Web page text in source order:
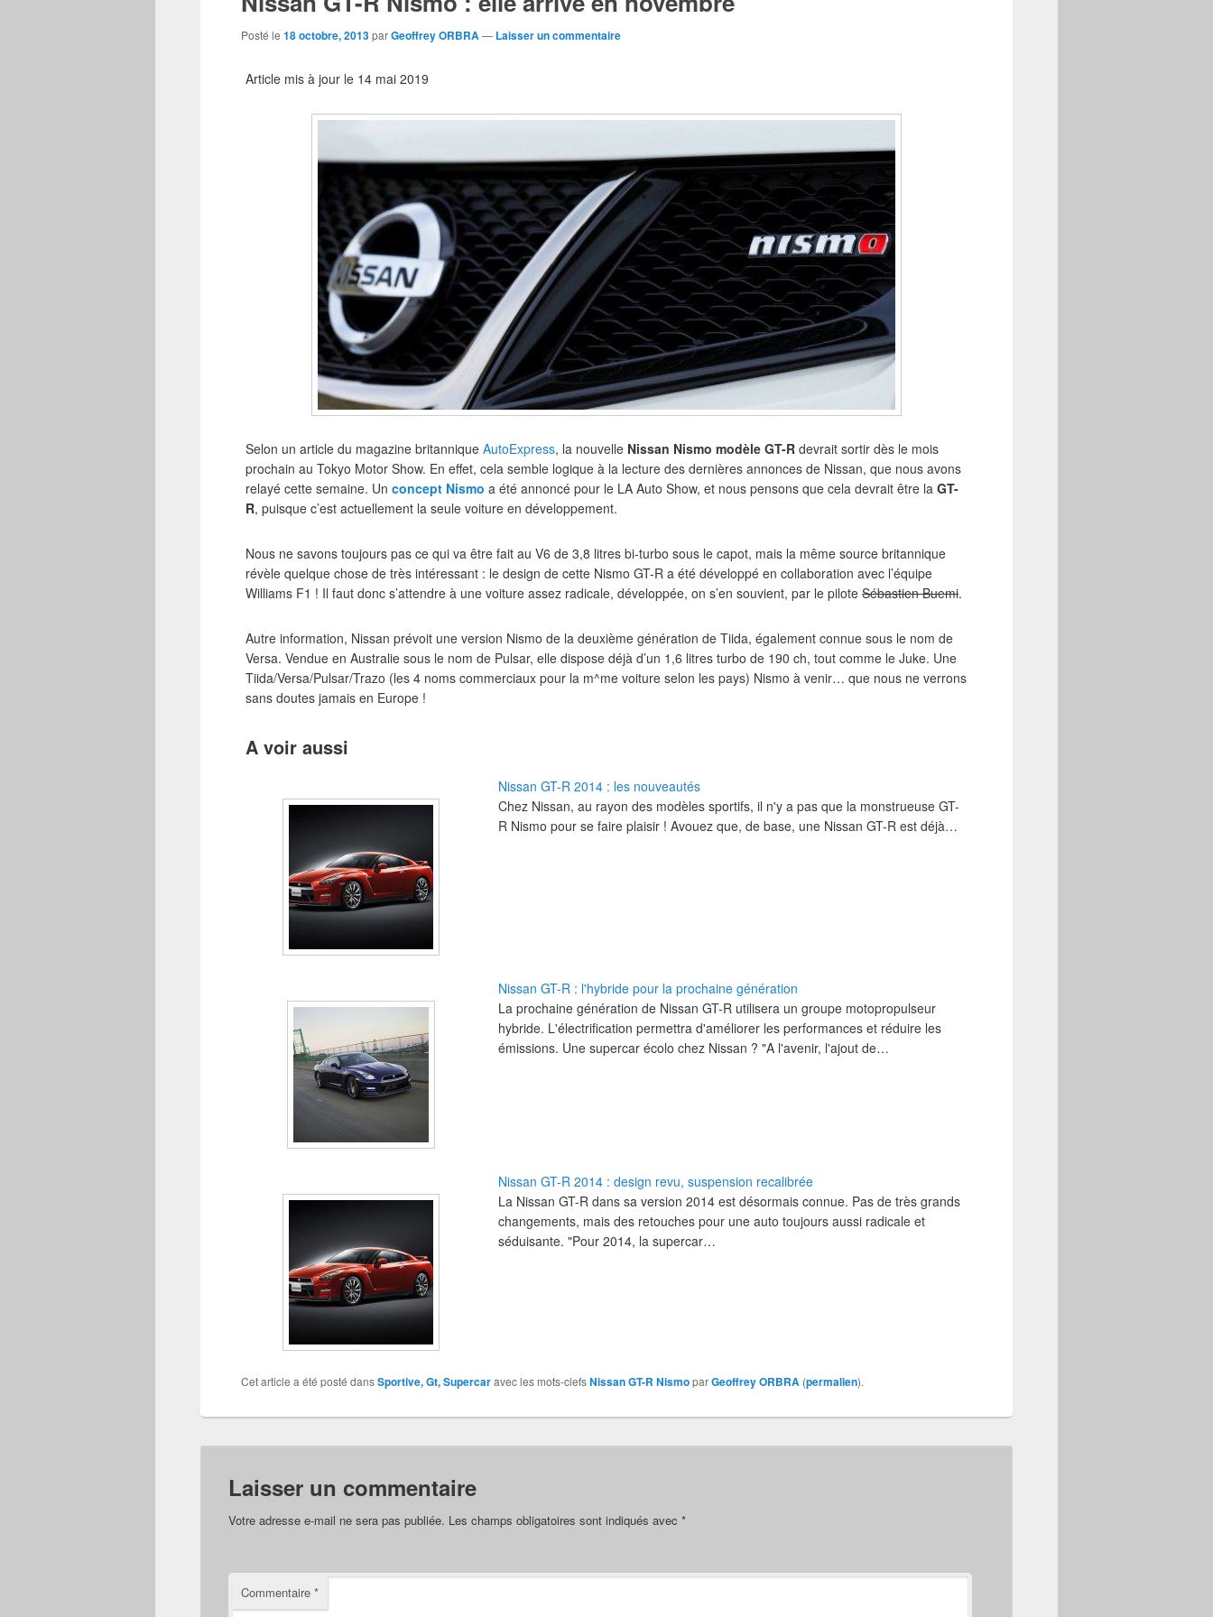
Posté le 18 octobre, 2013parGeoffrey ORBRA — Laisser un commentaire
Article mis à jour le 14 mai 2019
Selon un article du magazine britannique AutoExpress, la nouvelle Nissan Nismo modèle GT-R devrait sortir dès le mois
prochain au Tokyo Motor Show. En effet, cela semble logique à la lecture des dernières annonces de Nissan, que nous avons
relayé cette semaine. Un concept Nismo a été annoncé pour le LA Auto Show, et nous pensons que cela devrait être la GT-
R, puisque c’est actuellement la seule voiture en développement.
Nous ne savons toujours pas ce qui va être fait au V6 de 3,8 litres bi-turbo sous le capot, mais la même source britannique
révèle quelque chose de très intéressant : le design de cette Nismo GT-R a été développé en collaboration avec l’équipe
Williams F1 ! Il faut donc s’attendre à une voiture assez radicale, développée, on s’en souvient, par le pilote Sébastien Buemi.
Autre information, Nissan prévoit une version Nismo de la deuxième génération de Tiida, également connue sous le nom de
Versa. Vendue en Australie sous le nom de Pulsar, elle dispose déjà d’un 1,6 litres turbo de 190 ch, tout comme le Juke. Une
Tiida/Versa/Pulsar/Trazo (les 4 noms commerciaux pour la m^me voiture selon les pays) Nismo à venir… que nous ne verrons
sans doutes jamais en Europe !
A voir aussi
Nissan GT-R 2014 : les nouveautés
Chez Nissan, au rayon des modèles sportifs, il n'y a pas que la monstrueuse GT-
R Nismo pour se faire plaisir ! Avouez que, de base, une Nissan GT-R est déjà…
Nissan GT-R : l'hybride pour la prochaine génération
La prochaine génération de Nissan GT-R utilisera un groupe motopropulseur
hybride. L'électrification permettra d'améliorer les performances et réduire les
émissions. Une supercar écolo chez Nissan ? "A l'avenir, l'ajout de…
Nissan GT-R 2014 : design revu, suspension recalibrée
La Nissan GT-R dans sa version 2014 est désormais connue. Pas de très grands
changements, mais des retouches pour une auto toujours aussi radicale et
séduisante. "Pour 2014, la supercar…
Cet article a été posté dansSportive, Gt, Supercaravec les mots-clefsNissan GT-R NismoparGeoffrey ORBRA (permalien).
Laisser un commentaire
Votre adresse e-mail ne sera pas publiée. Les champs obligatoires sont indiqués avec *
Commentaire *